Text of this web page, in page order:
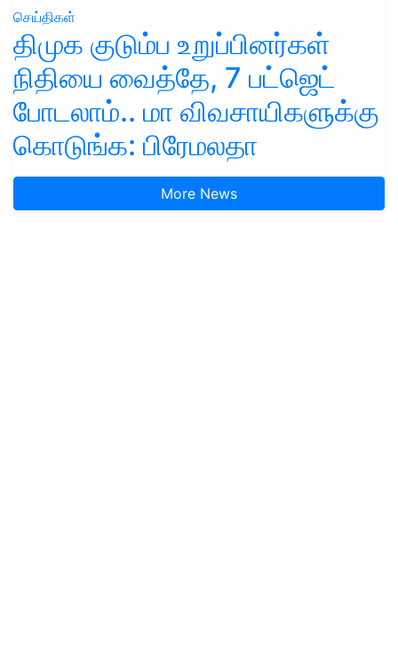
செய்திகள்
திமுக குடும்ப உறுப்பினர்கள்
நிதியை வைத்தே, 7 பட்ஜெட்
போடலாம்.. மா விவசாயிகளுக்கு
கொடுங்க: பிரேமலதா
More News